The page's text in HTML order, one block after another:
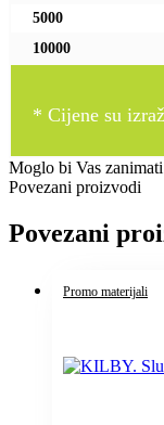
5000
10000
* Cijene su
Moglo bi Vas zanimati
Povezani proizvodi
Povezani
Promo materijali